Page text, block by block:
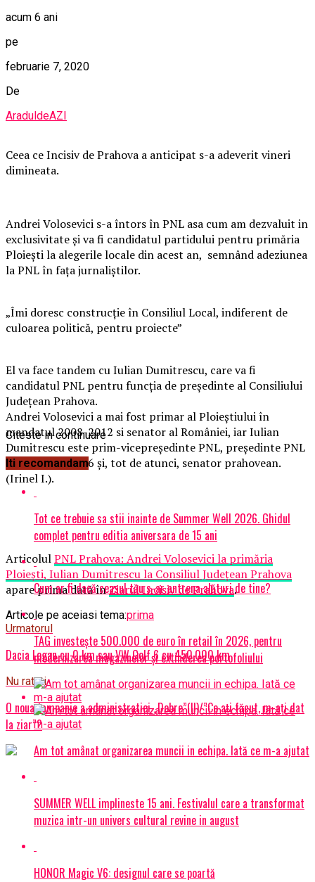
acum 6 ani
pe
februarie 7, 2020
De
AraduldeAZI
Ceea ce Incisiv de Prahova a anticipat s-a adeverit vineri
dimineata.
Andrei Volosevici s-a întors în PNL asa cum am dezvaluit in
exclusivitate și va fi candidatul partidului pentru primăria
Ploiești la alegerile locale din acest an, semnând adeziunea
la PNL în faţa jurnaliştilor.
„Îmi doresc construcţie în Consiliul Local, indiferent de
culoarea politică, pentru proiecte”
El va face tandem cu Iulian Dumitrescu, care va fi
candidatul PNL pentru funcția de președinte al Consiliului
Județean Prahova.
Andrei Volosevici a mai fost primar al Ploieștiului în
mandatul 2008-2012 si senator al României, iar Iulian
Dumitrescu este prim-vicepreședinte PNL, președinte PNL
Prahova din 2016 și, tot de atunci, senator prahovean.
(Irinel I.).
ArticolulPNL Prahova: Andrei Volosevici la primăria
Ploiești, Iulian Dumitrescu la Consiliul Județean Prahova
apare prima dată înZiarul Incisiv de Prahova.
Articole pe aceiasi tema:prima
Urmatorul
Dacia Logan cu 0 km sau VW Golf 6 cu 450.000 km
Nu ratati
O noua tampanie a administratiei „Dobre”(II)/”Ce ați făcut, m-ați dat
la ziar”?
Citeste in continuare
Iti recomandam
Tot ce trebuie sa stii inainte de Summer Well 2026. Ghidul
complet pentru editia aniversara de 15 ani
Cum ar fi dacă ceasul tău s-ar antrena alături de tine?
TAG investește 500.000 de euro în retail în 2026, pentru
modernizarea magazinelor și extinderea portofoliului
Am tot amânat organizarea muncii in echipa. Iată ce m-a ajutat
SUMMER WELL implineste 15 ani. Festivalul care a transformat
muzica intr-un univers cultural revine in august
HONOR Magic V6: designul care se poartă